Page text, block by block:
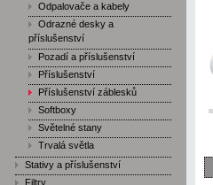
Odpalovače a kabely
Odrazné desky a
příslušenství
Pozadí a příslušenství
Příslušenství
Příslušenství záblesků
Softboxy
Světelné stany
Trvalá světla
Stativy a příslušenství
Filtry